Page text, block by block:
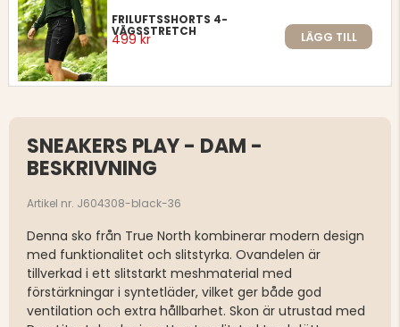
FRILUFTSSHORTS 4-
VÄGSSTRETCH
499 kr LÄGG TILL
SNEAKERS PLAY - DAM -
BESKRIVNING
Artikel nr. J604308-black-36
Denna sko från True North kombinerar modern design
med funktionalitet och slitstyrka. Ovandelen är
tillverkad i ett slitstarkt meshmaterial med
förstärkningar i syntetläder, vilket ger både god
ventilation och extra hållbarhet. Skon är utrustad med